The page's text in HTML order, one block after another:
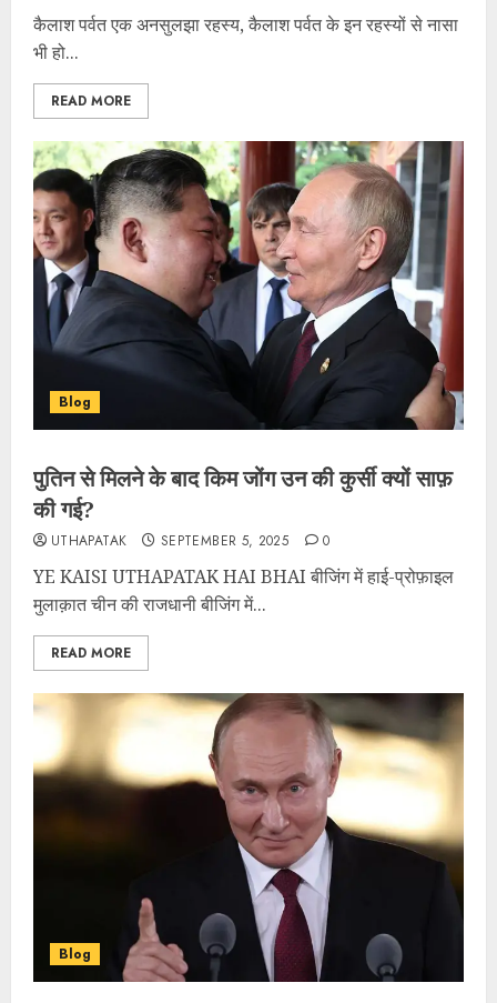
कैलाश पर्वत एक अनसुलझा रहस्य, कैलाश पर्वत के इन रहस्यों से नासा
भी हो...
READ MORE
Blog
पुतिन से मिलने के बाद किम जोंग उन की कुर्सी क्यों साफ़
की गई?
UTHAPATAK SEPTEMBER 5, 2025 0
YE KAISI UTHAPATAK HAI BHAI बीजिंग में हाई-प्रोफ़ाइल
मुलाक़ात चीन की राजधानी बीजिंग में...
READ MORE
Blog